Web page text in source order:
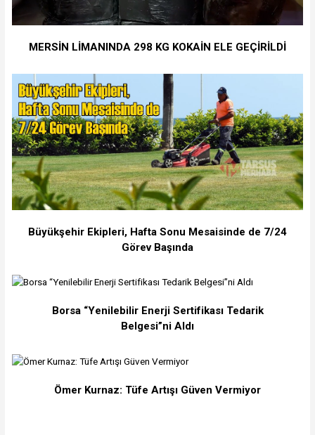
MERSİN LİMANINDA 298 KG KOKAİN ELE GEÇİRİLDİ
Büyükşehir Ekipleri, Hafta Sonu Mesaisinde de 7/24
Görev Başında
Borsa “Yenilebilir Enerji Sertifikası Tedarik
Belgesi”ni Aldı
Ömer Kurnaz: Tüfe Artışı Güven Vermiyor